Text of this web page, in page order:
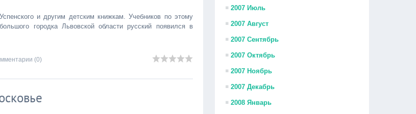
и другим детским книжкам. Учебников по этому
городка Львовской области русский появился в
(0)
2007 Июль
2007 Август
2007 Сентябрь
2007 Октябрь
2007 Ноябрь
2007 Декабрь
2008 Январь